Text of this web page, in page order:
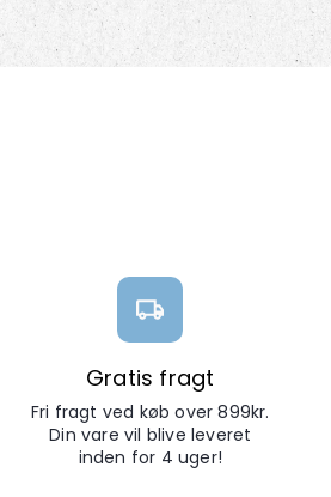
Gratis fragt
Fri fragt ved køb over 899kr.
Din vare vil blive leveret
inden for 4 uger!